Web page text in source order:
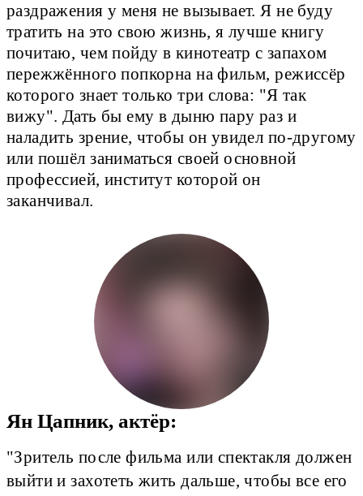
раздражения у меня не вызывает. Я не буду
тратить на это свою жизнь, я лучше книгу
почитаю, чем пойду в кинотеатр с запахом
пережжённого попкорна на фильм, режиссёр
которого знает только три слова: "Я так
вижу". Дать бы ему в дыню пару раз и
наладить зрение, чтобы он увидел по-другому
или пошёл заниматься своей основной
профессией, институт которой он
заканчивал.
Ян Цапник, актёр:
"Зритель после фильма или спектакля должен
выйти и захотеть жить дальше, чтобы все его